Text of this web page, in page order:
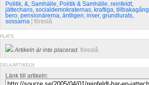
Politik, &, Samhälle, Politik & Samhälle, reinfeldt,
jättechans, socialdemokraternas, kraftiga, tillbakagång
bero, pensionärerna, äntligen, inser, grundlurats,
sossarna
föreslå
PLATS
Artikeln är inte placerad. föreslå
DELA ARTIKELN
Länk till artikeln: